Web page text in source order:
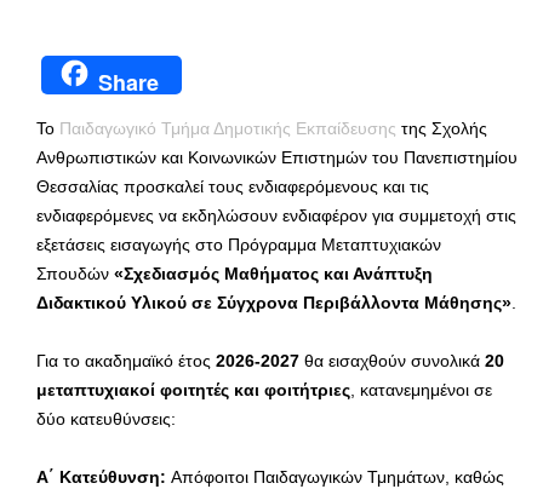
Share
Το Παιδαγωγικό Τμήμα Δημοτικής Εκπαίδευσης της Σχολής
Ανθρωπιστικών και Κοινωνικών Επιστημών του Πανεπιστημίου
Θεσσαλίας προσκαλεί τους ενδιαφερόμενους και τις
ενδιαφερόμενες να εκδηλώσουν ενδιαφέρον για συμμετοχή στις
εξετάσεις εισαγωγής στο Πρόγραμμα Μεταπτυχιακών
Σπουδών «Σχεδιασμός Μαθήματος και Ανάπτυξη
Διδακτικού Υλικού σε Σύγχρονα Περιβάλλοντα Μάθησης».
Για το ακαδημαϊκό έτος 2026-2027 θα εισαχθούν συνολικά 20
μεταπτυχιακοί φοιτητές και φοιτήτριες, κατανεμημένοι σε
δύο κατευθύνσεις:
Α΄ Κατεύθυνση: Απόφοιτοι Παιδαγωγικών Τμημάτων, καθώς